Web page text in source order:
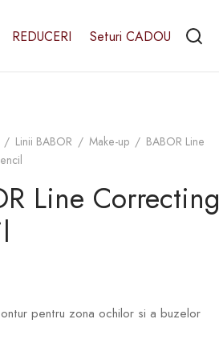
REDUCERI Seturi CADOU
/ Linii BABOR / Make-up / BABOR Line
Line Correcting
pentru zona ochilor si a buzelor